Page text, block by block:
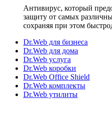
Антивирус, который
защиту от самых
сохраняя при этом
Dr.Web для бизнеса
Dr.Web для дома
Dr.Web услуга
Dr.Web коробки
Dr.Web Office Shield
Dr.Web комплекты
Dr.Web утилиты